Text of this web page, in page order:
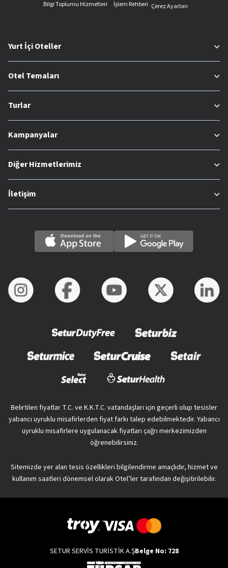
Bilgi Toplumu Hizmetleri
İşlem Rehberi Çerez Ayarları
Yurt İçi Oteller
Otel Temaları
Turlar
Kampanyalar
Diğer Hizmetlerimiz
İletişim
Belirtilen fiyatlar T.C. ve K.K.T.C. vatandaşları için geçerli olup tesisler
yabancı uyruklu misafirlerden fiyat farkı talep edebilmektedir. Yabancı
uyruklu misafirlere uygulanacak fiyatları çağrı merkezimizden
öğrenebilirsiniz.
Sitemizde yer alan tesis özellikleri bilgilendirme amaçlıdır, hizmet ve
kullanım saatleri dönemsel olarak Otel’ler tarafından değişitirilebilir.
SETUR SERVİS TURİSTİK A.ŞBelge No: 728